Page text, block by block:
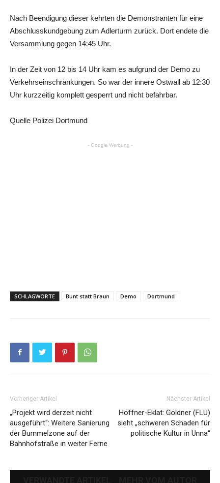
Nach Beendigung dieser kehrten die Demonstranten für eine
Abschlusskundgebung zum Adlerturm zurück. Dort endete die
Versammlung gegen 14:45 Uhr.
In der Zeit von 12 bis 14 Uhr kam es aufgrund der Demo zu
Verkehrseinschränkungen. So war der innere Ostwall ab 12:30
Uhr kurzzeitig komplett gesperrt und nicht befahrbar.
Quelle Polizei Dortmund
- Google Werbung -
SCHLAGWORTE Bunt statt Braun Demo Dortmund
Vorheriger Artikel
„Projekt wird derzeit nicht
ausgeführt“: Weitere Sanierung
der Bummelzone auf der
Bahnhofstraße in weiter Ferne
Nächster Artikel
Höffner-Eklat: Göldner (FLU)
sieht „schweren Schaden für
politische Kultur in Unna“